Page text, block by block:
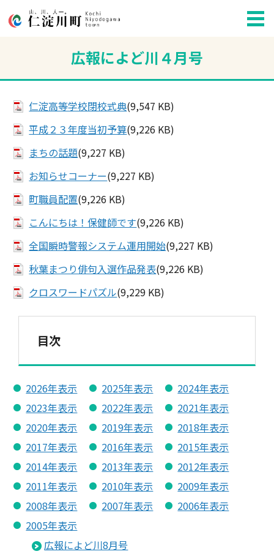
広報によど川４月号
仁淀高等学校閉校式典(9,547 KB)
平成２３年度当初予算(9,226 KB)
まちの話題(9,227 KB)
お知らせコーナー(9,227 KB)
町職員配置(9,226 KB)
こんにちは！保健師です(9,226 KB)
全国瞬時警報システム運用開始(9,227 KB)
秋葉まつり俳句入選作品発表(9,226 KB)
クロスワードパズル(9,229 KB)
目次
2026年表示 2025年表示
2024年表示
2023年表示
2022年表示
2021年表示
2020年表示
2019年表示
2018年表示
2017年表示
2016年表示
2015年表示
2014年表示
2013年表示
2012年表示
2011年表示
2010年表示
2009年表示
2008年表示
2007年表示
2006年表示
2005年表示
広報によど川8月号